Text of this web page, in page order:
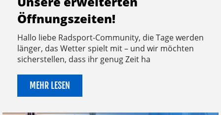
Öffnungszeiten!
Hallo liebe Radsport-Community, die Tage werden
länger, das Wetter spielt mit – und wir möchten
sicherstellen, dass ihr genug Zeit ha
MEHR LESEN